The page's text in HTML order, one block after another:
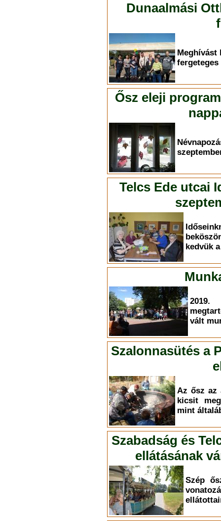
Dunaalmási
Meghívást
Ősz eleji
Telcs Ede utcai
kedvük
vált
Szalonnasütés a
Az ősz az
kicsit
mint
Szabadság és
ellátásának
Szép